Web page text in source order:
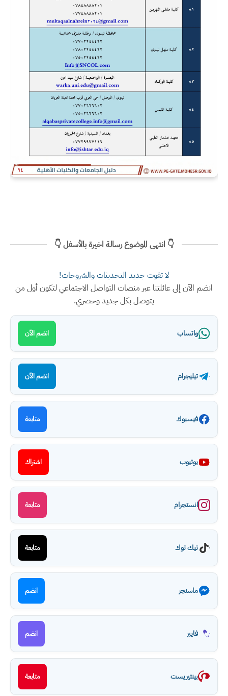
👇 انتهى الموضوع رسالة اخيرة بالأسفل 👇
لا تفوت جديد التحديثات والشروحات!
انضم الآن إلى عائلتنا عبر منصات التواصل الاجتماعي لتكون أول من
يتوصل بكل جديد وحصري.
واتساب انضم الآن
تيليجرام انضم الآن
فيسبوك متابعة
يوتيوب اشتراك
انستجرام متابعة
تيك توك متابعة
ماسنجر انضم
فايبر انضم
بينتيريست متابعة